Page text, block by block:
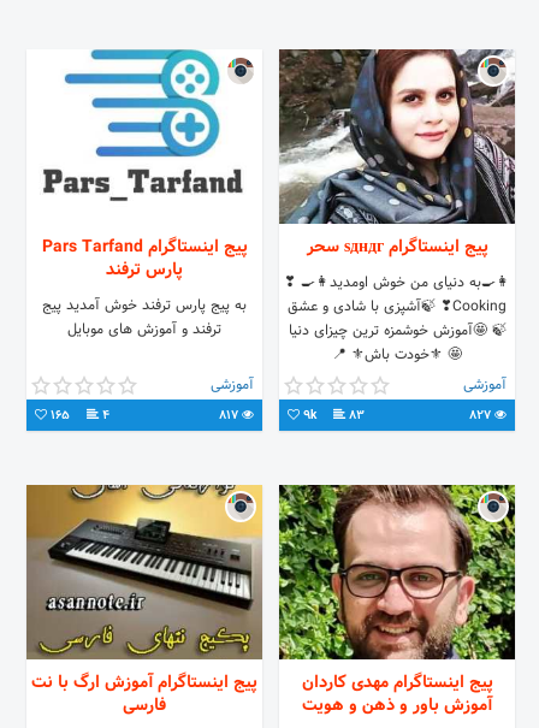
پیج اینستاگرام ѕдндг سحر
👩‍🍳به دنیای من خوش اومدید👩‍🍳 ❣
Cooking❣ 🍃آشپزی با شادی و عشق
🍃 🤩آموزش خوشمزه ترین چیزای دنیا
🤩 ⚜خودت باش⚜ 📍
IRAN,Tehran,Qazvin❤ 🔴تبلیغات
پذیرفته نمیشه🔴
آموزشی
83
9k
پیج اینستاگرام Pars Tarfand
پارس ترفند
به پیج پارس ترفند خوش آمدید پیج
ترفند و آموزش های موبایل
آموزشی
4
165
پیج اینستاگرام مهدی کاردان
آموزش باور و ذهن و هویت
پیج اینستاگرام آموزش ارگ با نت
فارسی